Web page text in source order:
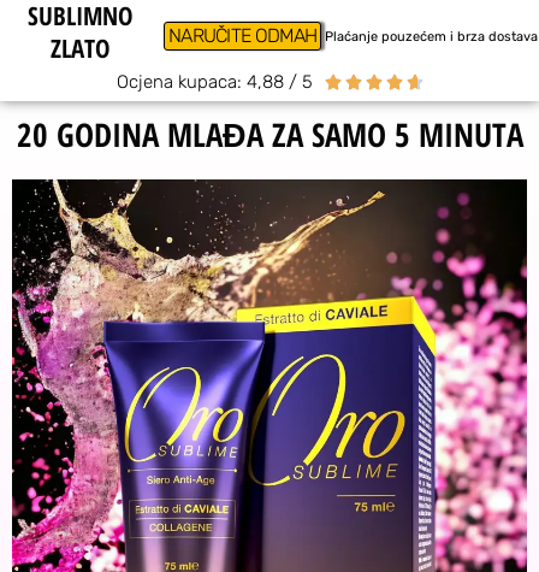
SUBLIMNO
ZLATO
NARUČITE ODMAH Plaćanje pouzećem i brza dostava
Ocjena kupaca: 4,88 / 5     
20 GODINA MLAĐA ZA SAMO 5 MINUTA